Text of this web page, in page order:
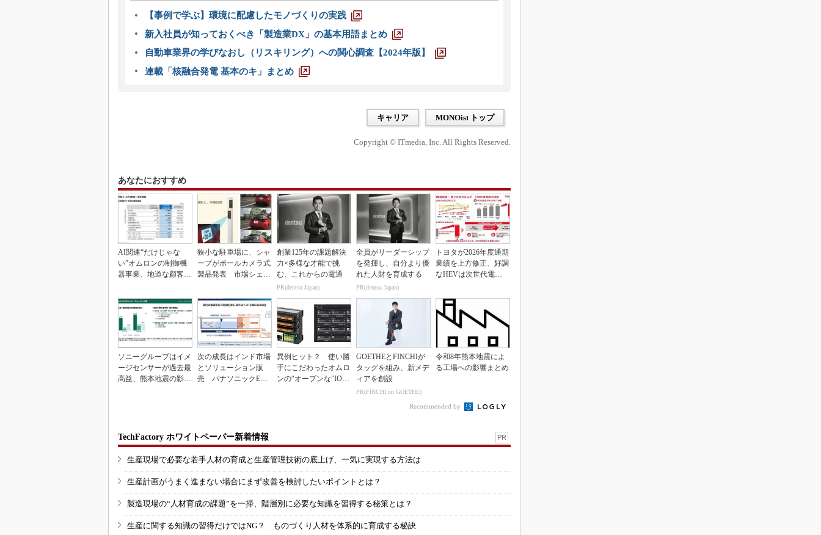
【事例で学ぶ】環境に配慮したモノづくりの実践
新入社員が知っておくべき「製造業DX」の基本用語まとめ
自動車業界の学びなおし（リスキリング）への関心調査【2024年版】
連載「核融合発電 基本のキ」まとめ
キャリア MONOist トップ
Copyright © ITmedia, Inc. All Rights Reserved.
あなたにおすすめ
AI関連“だけじゃな
い”オムロンの制御機
器事業、地道な顧客基
狭小な駐車場に、シャ
ープがポールカメラ式
製品発表 市場シェア
創業125年の課題解決
力×多様な才能で挑
む、これからの電通
PR(dentsu Japan)
全員がリーダーシップ
を発揮し、自分より優
れた人財を育成する
PR(dentsu Japan)
トヨタが2026年度通期
業績を上方修正、好調
なHEVは次世代電池
ソニーグループはイメ
ージセンサーが過去最
高益、熊本地震の影響
次の成長はインド市場
とソリューション販
売 パナソニックEW
異例ヒット？ 使い勝
手にこだわったオムロ
ンの“オープンな”IO-L
GOETHEとFINCHIが
タッグを組み、新メデ
ィアを創設
PR(FINCHI on GOETHE)
令和8年熊本地震によ
る工場への影響まとめ
Recommended by
TechFactory ホワイトペーパー新着情報 PR
生産現場で必要な若手人材の育成と生産管理技術の底上げ、一気に実現する方法は
生産計画がうまく進まない場合にまず改善を検討したいポイントとは？
製造現場の“人材育成の課題”を一掃、階層別に必要な知識を習得する秘策とは？
生産に関する知識の習得だけではNG？ ものづくり人材を体系的に育成する秘訣